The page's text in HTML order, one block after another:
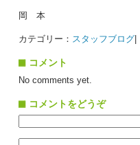
岡 本
カテゴリー： スタッフブログ
コメント
No comments yet.
コメントをどうぞ